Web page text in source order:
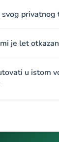
privatnog
je let
u istom